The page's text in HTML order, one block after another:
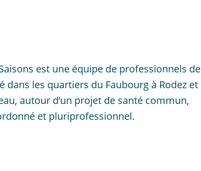
est une équipe de professionnels de
dans les quartiers du Faubourg à Rodez et
autour d’un projet de santé commun,
et pluriprofessionnel.